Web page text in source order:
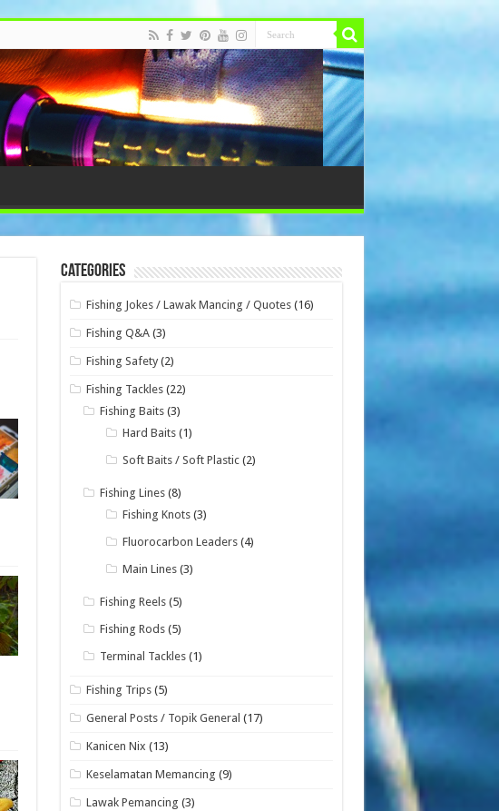
Categories
Fishing Jokes / Lawak Mancing / Quotes (16)
Fishing Q&A (3)
Fishing Safety (2)
Fishing Tackles (22)
Fishing Baits (3)
Hard Baits (1)
Soft Baits / Soft Plastic (2)
Fishing Lines (8)
Fishing Knots (3)
Fluorocarbon Leaders (4)
Main Lines (3)
Fishing Reels (5)
Fishing Rods (5)
Terminal Tackles (1)
Fishing Trips (5)
General Posts / Topik General (17)
Kanicen Nix (13)
Keselamatan Memancing (9)
Lawak Pemancing (3)